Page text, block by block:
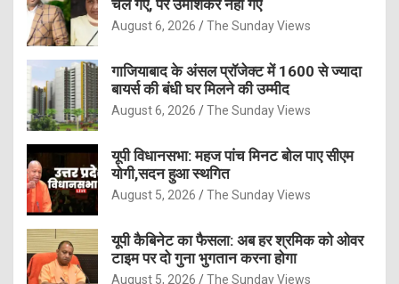
चले गए, पर उमाशंकर नहीं गए
August 6, 2026 The Sunday Views
गाजियाबाद के अंसल प्रॉजेक्ट में 1600 से ज्यादा
बायर्स की बंधी घर मिलने की उम्मीद
August 6, 2026 The Sunday Views
यूपी विधानसभा: महज पांच मिनट बोल पाए सीएम
योगी,सदन हुआ स्थगित
August 5, 2026 The Sunday Views
यूपी कैबिनेट का फैसला: अब हर श्रमिक को ओवर
टाइम पर दो गुना भुगतान करना होगा
August 5, 2026 The Sunday Views